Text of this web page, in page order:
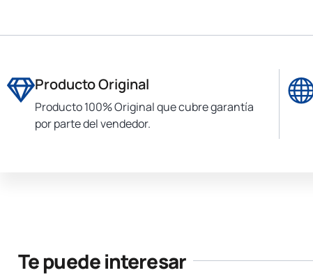
Producto Original
Producto 100% Original que cubre garantía
por parte del vendedor.
Te puede interesar